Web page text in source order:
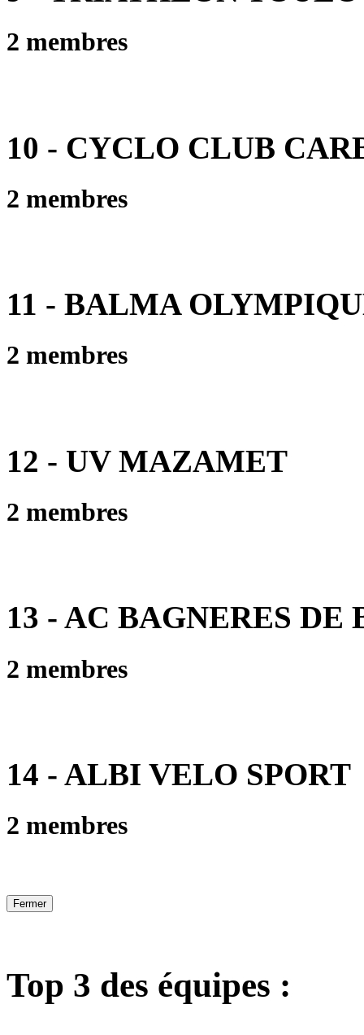
2 membres
10 - CYCLO CLUB
2 membres
11 - BALMA
2 membres
12 - UV MAZAMET
2 membres
13 - AC BAGNERES DE
2 membres
14 - ALBI VELO SPORT
2 membres
Fermer
Top 3 des équipes :